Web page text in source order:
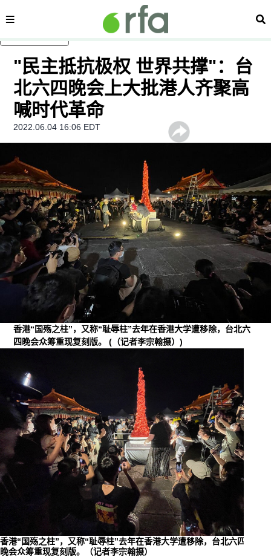
内容分类 搜
"民主抵抗极权 世界共撑"：台
北六四晚会上大批港人齐聚高
喊时代革命
2022.06.04 16:06 EDT
香港“国殇之柱”，又称“耻辱柱”去年在香港大学遭移除，台北六
四晚会众筹重现复刻版。(（记者李宗翰摄）)
香港“国殇之柱”，又称“耻辱柱”去年在香港大学遭移除，台北六四
晚会众筹重现复刻版。（记者李宗翰摄）